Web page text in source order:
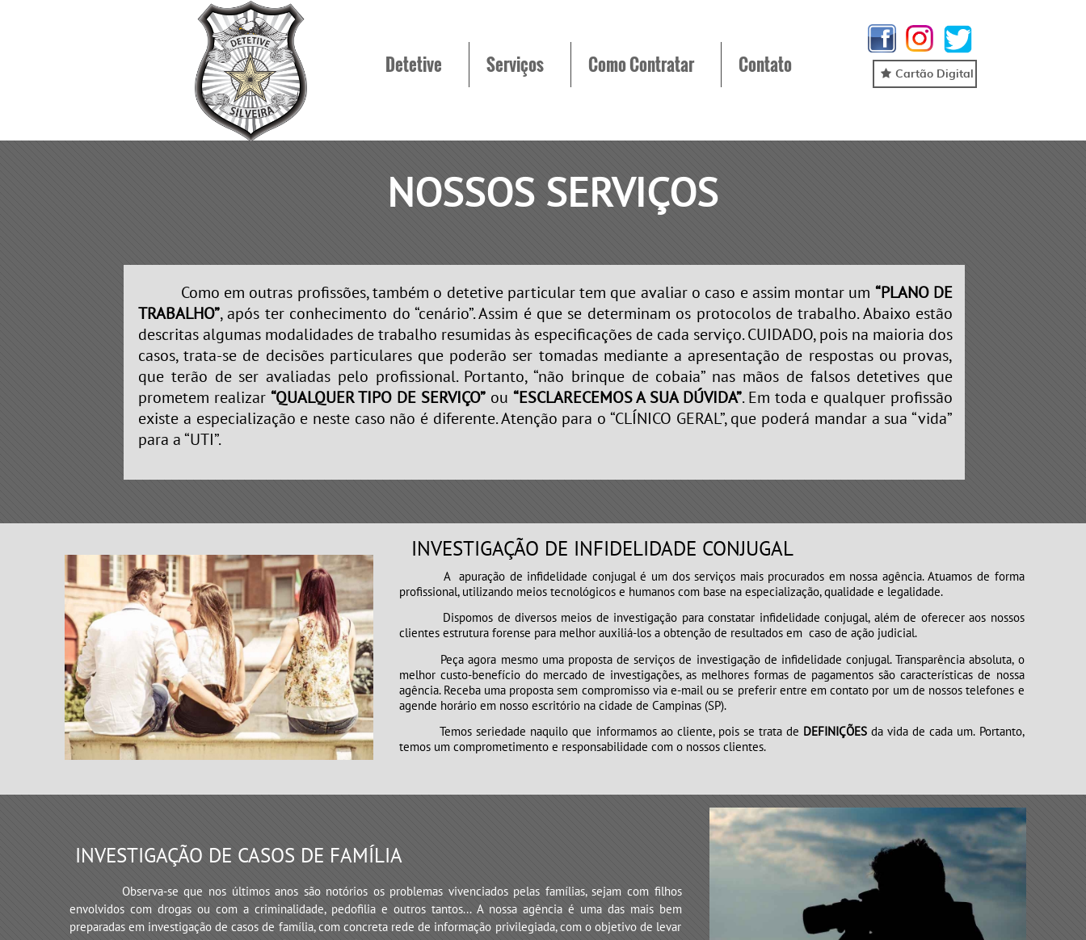
NOSSOS SERVIÇOS
INVESTIGAÇÃO DE INFIDELIDADE CONJUGAL
A apuração de infidelidade conjugal é um dos serviços mais procurados em nossa agência. Atuamos de forma
profissional, utilizando meios tecnológicos e humanos com base na especialização, qualidade e legalidade.
Dispomos de diversos meios de investigação para constatar infidelidade conjugal, além de oferecer aos nossos
clientes estrutura forense para melhor auxiliá-los a obtenção de resultados em caso de ação judicial.
Peça agora mesmo uma proposta de serviços de investigação de infidelidade conjugal. Transparência absoluta, o
melhor custo-benefício do mercado de investigações, as melhores formas de pagamentos são características de nossa
agência. Receba uma proposta sem compromisso via e-mail ou se preferir entre em contato por um de nossos telefones e
agende horário em nosso escritório na cidade de Campinas (SP).
Temos seriedade naquilo que informamos ao cliente, pois se trata de DEFINIÇÕES da vida de cada um. Portanto,
temos um comprometimento e responsabilidade com o nossos clientes.
INVESTIGAÇÃO DE CASOS DE FAMÍLIA
Observa-se que nos últimos anos são notórios os problemas vivenciados pelas famílias, sejam com filhos
envolvidos com drogas ou com a criminalidade, pedofilia e outros tantos... A nossa agência é uma das mais bem
preparadas em investigação de casos de família, com concreta rede de informação privilegiada, com o objetivo de levar
Como em outras profissões, também o detetive particular tem que avaliar o caso e assim montar um “PLANO DE
TRABALHO”, após ter conhecimento do “cenário”. Assim é que se determinam os protocolos de trabalho. Abaixo estão
descritas algumas modalidades de trabalho resumidas às especificações de cada serviço. CUIDADO, pois na maioria dos
casos, trata-se de decisões particulares que poderão ser tomadas mediante a apresentação de respostas ou provas,
que terão de ser avaliadas pelo profissional. Portanto, “não brinque de cobaia” nas mãos de falsos detetives que
prometem realizar “QUALQUER TIPO DE SERVIÇO” ou “ESCLARECEMOS A SUA DÚVIDA”. Em toda e qualquer profissão
existe a especialização e neste caso não é diferente. Atenção para o “CLÍNICO GERAL”, que poderá mandar a sua “vida”
para a “UTI”.
Detetive Serviços Como Contratar Contato Cartão Digital